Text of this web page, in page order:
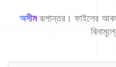
অসীম রূপান্তর। ফাইলের